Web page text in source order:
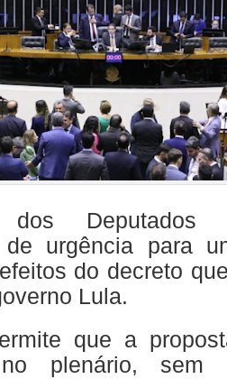
Deputados
de urgência para
do decreto
Lula.
que a
no plenário, sem